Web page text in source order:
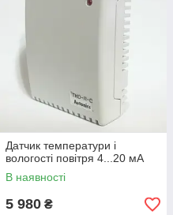
Датчик температури і
вологості повітря 4...20 мА
В наявності
5 980 ₴